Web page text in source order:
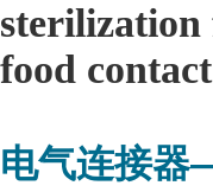
sterilization
food
电气连接